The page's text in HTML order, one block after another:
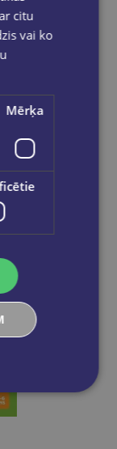
citu
vai ko
Mērķa